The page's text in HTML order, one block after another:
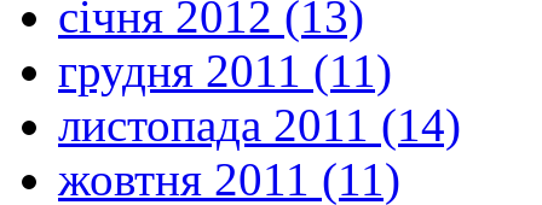
січня 2012 (13)
грудня 2011 (11)
листопада 2011 (14)
жовтня 2011 (11)